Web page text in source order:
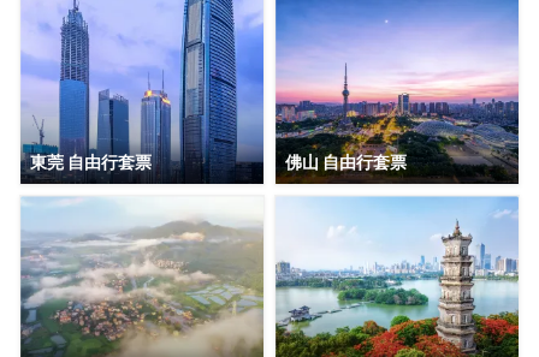
東莞 自由行套票 佛山 自由行套票